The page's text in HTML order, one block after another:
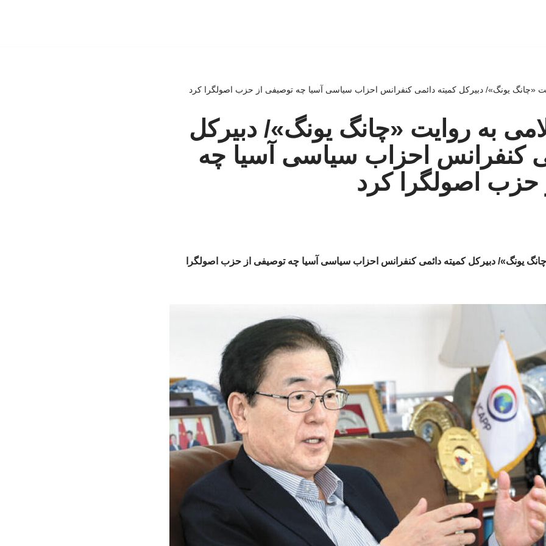
«چانگ یونگ»/ دبیرکل کمیته دائمی کنفرانس احزاب سیاسی آسیا چه توصیفی از حزب اصولگرا کرد
به روایت «چانگ یونگ»/ دبیرکل
کنفرانس احزاب سیاسی آسیا چه
حزب اصولگرا کرد
یونگ»/ دبیرکل کمیته دائمی کنفرانس احزاب سیاسی آسیا چه توصیفی از حزب اصولگرا